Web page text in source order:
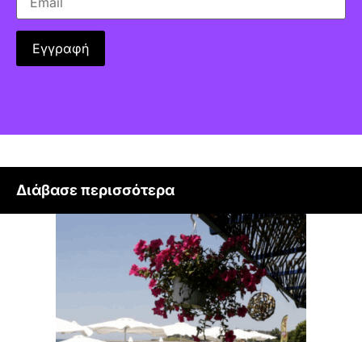
Διάβασε περισσότερα